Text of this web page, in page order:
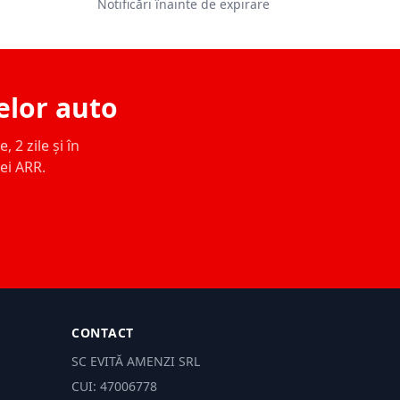
Notificări înainte de expirare
auto
2 zile și în
ARR.
CONTACT
SC EVITĂ AMENZI SRL
CUI: 47006778